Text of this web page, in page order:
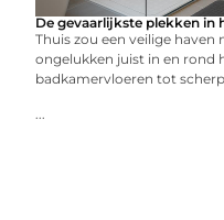
De gevaarlijkste plekken in
Thuis zou een veilige
ongelukken juist in en rond
badkamervloeren tot
...